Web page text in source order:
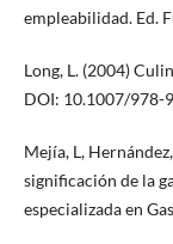
empleabilidad. Ed.
Long, L. (2004)
DOI: 10.1007/978-
Mejía, L,
significación de la
especializada en